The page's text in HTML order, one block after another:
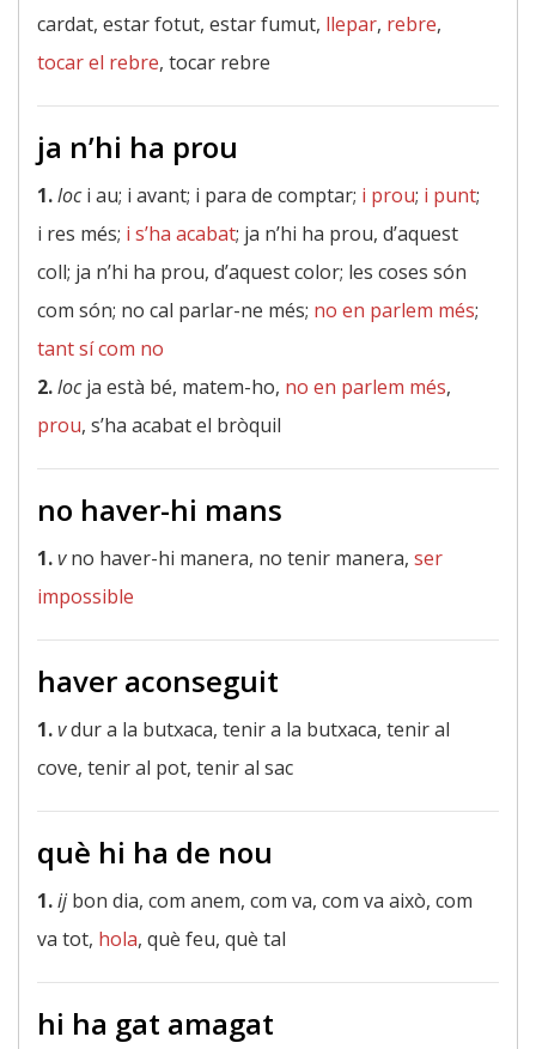
cardat, estar fotut, estar fumut, llepar, rebre,
tocar el rebre, tocar rebre
ja n’hi ha prou
1.loci au; i avant; i para de comptar; i prou; i punt;
i res més; i s’ha acabat; ja n’hi ha prou, d’aquest
coll; ja n’hi ha prou, d’aquest color; les coses són
com són; no cal parlar-ne més; no en parlem més;
tant sí com no
2.locja està bé, matem-ho, no en parlem més,
prou, s’ha acabat el bròquil
no haver-hi mans
1.vno haver-hi manera, no tenir manera, ser
impossible
haver aconseguit
1.vdur a la butxaca, tenir a la butxaca, tenir al
cove, tenir al pot, tenir al sac
què hi ha de nou
1.ijbon dia, com anem, com va, com va això, com
va tot, hola, què feu, què tal
hi ha gat amagat